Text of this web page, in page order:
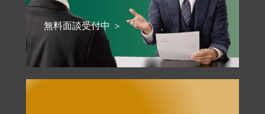
無料面談受付中 ＞